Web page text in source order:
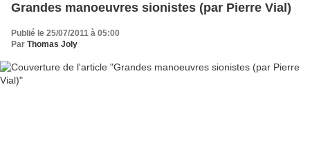
Grandes manoeuvres sionistes (par Pierre Vial)
Publié le 25/07/2011 à 05:00
Par Thomas Joly